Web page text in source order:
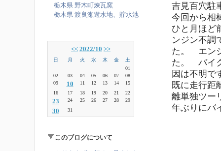
栃木県 野木町煉瓦窯
栃木県 渡良瀬遊水地、貯水池
<< 2022/10 >>
日 月 火 水 木 金
土
01
02
03 04 05 06 07
08
09
10 11 12 13 14
15
16
17 18 19 20 21 22
23 24 25 26 27 28 29
30 31
このブログについて
吉見百穴駐
今回から相
ひと月ほど
ンジン不調
た。 エン
た。 バイ
因は不明で
既に走行距
離単独ツー
年ぶりにバ